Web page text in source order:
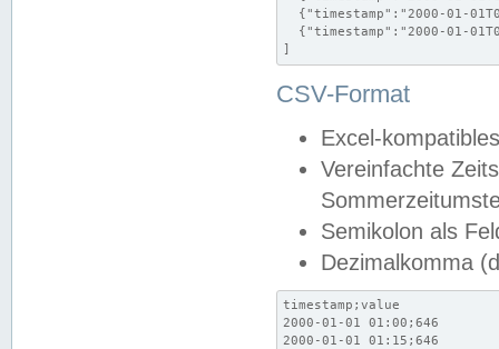
{"timestamp":"2000-01-
{"timestamp":"2000-01-
]
CSV-Format
Excel-
Vereinfachte
Semikolon als
Dezimalkomma
timestamp;value
2000-01-01 01:00;646
2000-01-01 01:15;646